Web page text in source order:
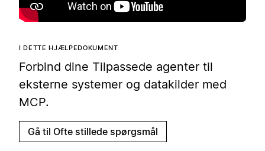
I DETTE HJÆLPEDOKUMENT
Forbind dine Tilpassede agenter til
eksterne systemer og datakilder med
MCP.
Gå til Ofte stillede spørgsmål